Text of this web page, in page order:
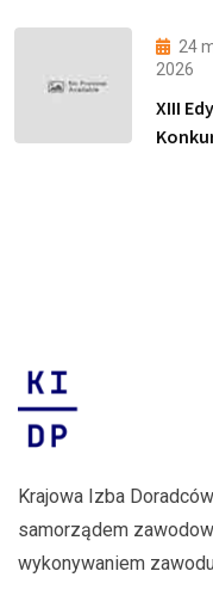
Doradcy
i Finału XIII
edycji
24
2026
XIII
Krajowa Izba
samorządem
wykonywaniem